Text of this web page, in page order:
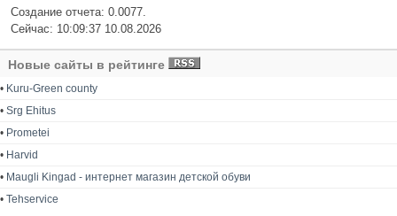
Создание отчета: 0.0077.
Сейчас: 10:09:37 10.08.2026
Новые сайты в рейтинге
• Kuru-Green county
• Srg Ehitus
• Prometei
• Harvid
• Maugli Kingad - интернет магазин детской обуви
• Tehservice